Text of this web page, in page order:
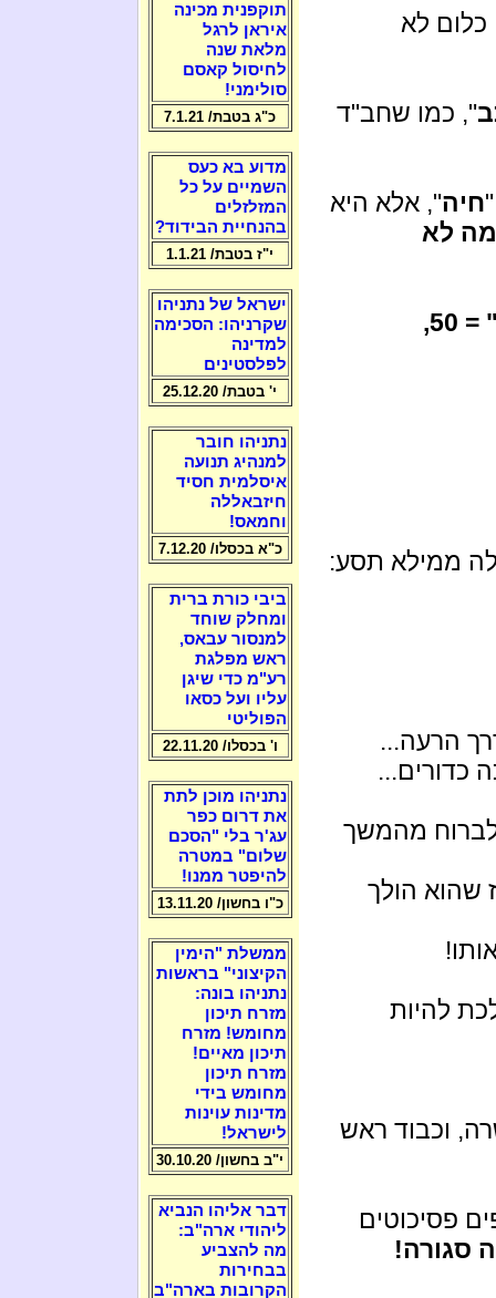
כלום לא
", כמו שחב"ד
חיה", אלא היא
מה לא
" = 50,
ממילא תסע:
הרעה...
כדורים...
מהמשך
שהוא הולך
להיות
וכבוד ראש
פסיכוטים
סגורה!
תוקפנית מכינה
איראן לרגל
מלאת שנה
לחיסול קאסם
סולימני!
כ"ג בטבת/ 7.1.21
מדוע בא כעס
השמיים על כל
המזלזלים
בהנחיית הבידוד?
י"ז בטבת/ 1.1.21
ישראל של נתניהו
שקרניהו: הסכימה
למדינה
לפלסטינים
י' בטבת/ 25.12.20
נתניהו חובר
למנהיג תנועה
איסלמית חסיד
חיזבאללה
וחמאס!
כ"א בכסלו/ 7.12.20
ביבי כורת ברית
ומחלק שוחד
למנסור עבאס,
ראש מפלגת
רע"מ כדי שיגן
עליו ועל כסאו
הפוליטי
ו' בכסלו/ 22.11.20
נתניהו מוכן לתת
את דרום כפר
עג'ר בלי "הסכם
שלום" במטרה
להיפטר ממנו!
כ"ו בחשון/ 13.11.20
ממשלת "הימין
הקיצוני" בראשות
נתניהו בונה:
מזרח תיכון
מחומש! מזרח
תיכון מאיים!
מזרח תיכון
מחומש בידי
מדינות עוינות
לישראל!
י"ב בחשון/ 30.10.20
דבר אליהו הנביא
ליהודי ארה"ב:
מה להצביע
בבחירות
הקרובות בארה"ב